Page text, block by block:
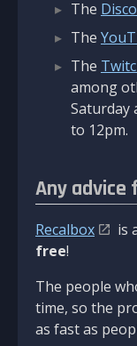
The
The
The
among
Saturday
to 12pm.
Any advice
Recalbox is
free!
The people
time, so the
as fast as